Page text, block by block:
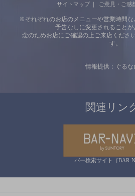
サイトマップ ご意見・ご感
※それぞれのお店のメニューや営業時間な
予告なしに変更されることが
念のためお店にご確認の上ご来店くださ
す。
情報提供：ぐるな
関連リン
バー検索サイト［BAR-